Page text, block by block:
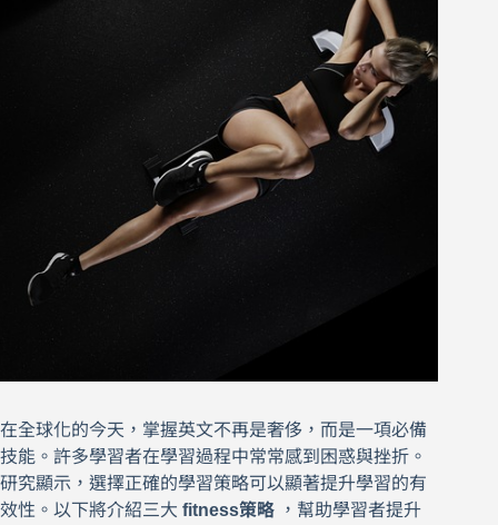
在全球化的今天，掌握英文不再是奢侈，而是一項必備
技能。許多學習者在學習過程中常常感到困惑與挫折。
研究顯示，選擇正確的學習策略可以顯著提升學習的有
效性。以下將介紹三大 fitness策略 ，幫助學習者提升